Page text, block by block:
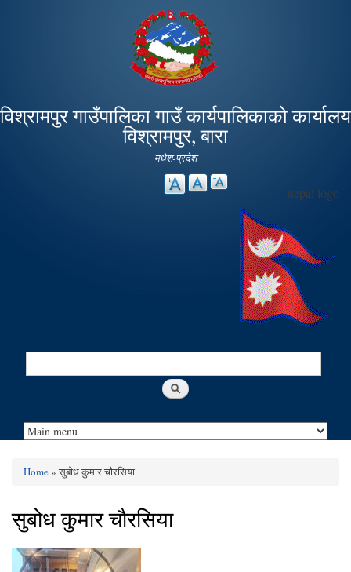
main
content
विश्रामपुर गाउँपालिका गाउँ कार्यपालिकाको कार्यालय
विश्रामपुर, बारा
मधेश-प्रदेश
nepal logo
Search
You are here
Home» सुबोध कुमार चौरसिया
सुबोध कुमार चौरसिया